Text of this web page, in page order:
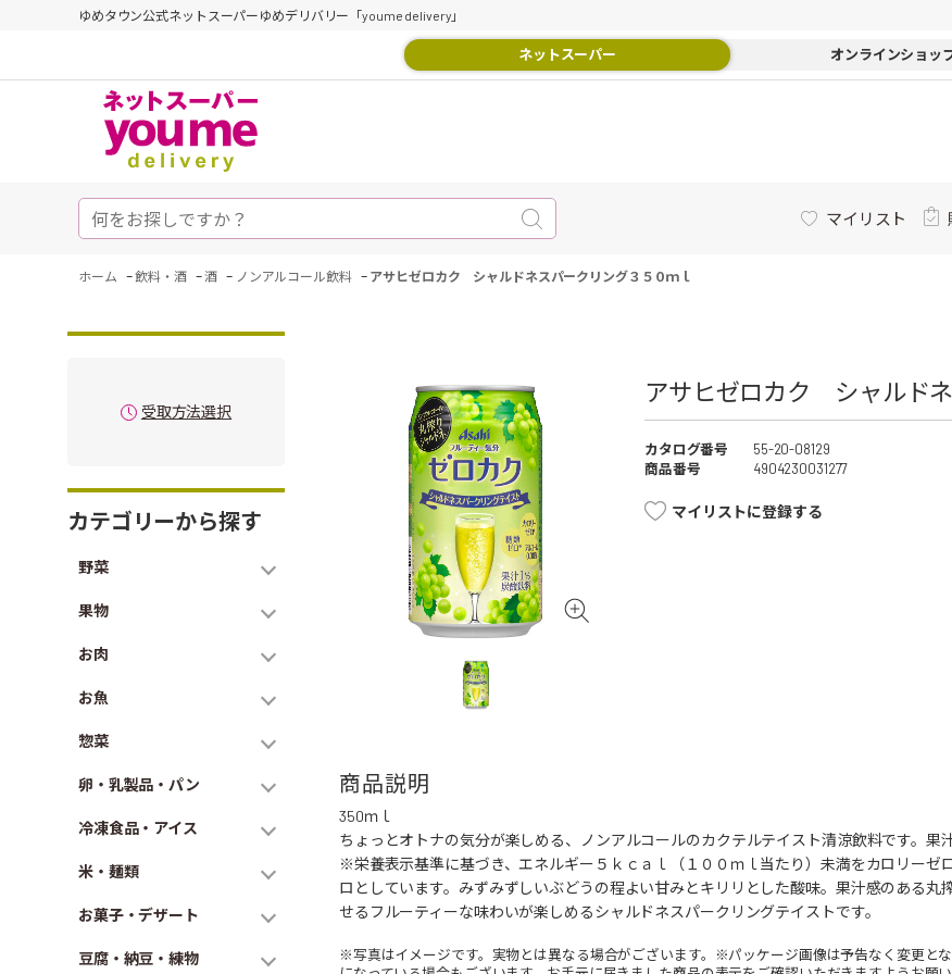
ゆめタウン公式ネットスーパーゆめデリバリー「youme delivery」
ネットスーパー オンラインショッ
マイリスト
ホーム -飲料・酒 -酒 - ノンアルコール飲料 - アサヒゼロカク シャルドネスパークリング３５０ｍｌ
受取方法選択
カテゴリーから探す
野菜
果物
お肉
お魚
惣菜
卵・乳製品・パン
冷凍食品・アイス
米・麺類
お菓子・デザート
豆腐・納豆・練物
アサヒゼロカク シャルド
カタログ番号
55-20-08129
商品番号
4904230031277
マイリストに登録する
商品説明
350ｍｌ
ちょっとオトナの気分が楽しめる、ノンアルコールのカクテルテイスト清涼飲料です。
※栄養表示基準に基づき、エネルギー５ｋｃａｌ（１００ｍｌ当たり）未満をカロリー
ロとしています。みずみずしいぶどうの程よい甘みとキリリとした酸味。果汁感のある
せるフルーティーな味わいが楽しめるシャルドネスパークリングテイストです。
※写真はイメージです。実物とは異なる場合がございます。※パッケージ画像は予告なく変更と